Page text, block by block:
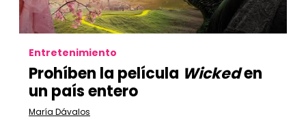
Entretenimiento
Prohíben la película Wickeden
un país entero
María Dávalos